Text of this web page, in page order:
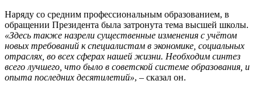
Наряду со средним профессиональным образованием, в
обращении Президента была затронута тема высшей школы.
«Здесь также назрели существенные изменения с учётом
новых требований к специалистам в экономике, социальных
отраслях, во всех сферах нашей жизни. Необходим синтез
всего лучшего, что было в советской системе образования, и
опыта последних десятилетий», – сказал он.